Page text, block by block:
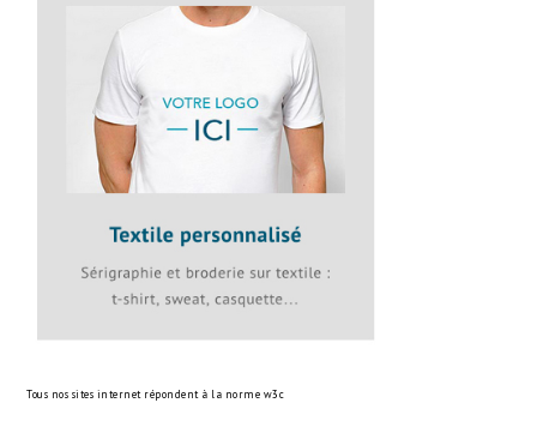
Tous nos sites internet répondent à la norme w3c